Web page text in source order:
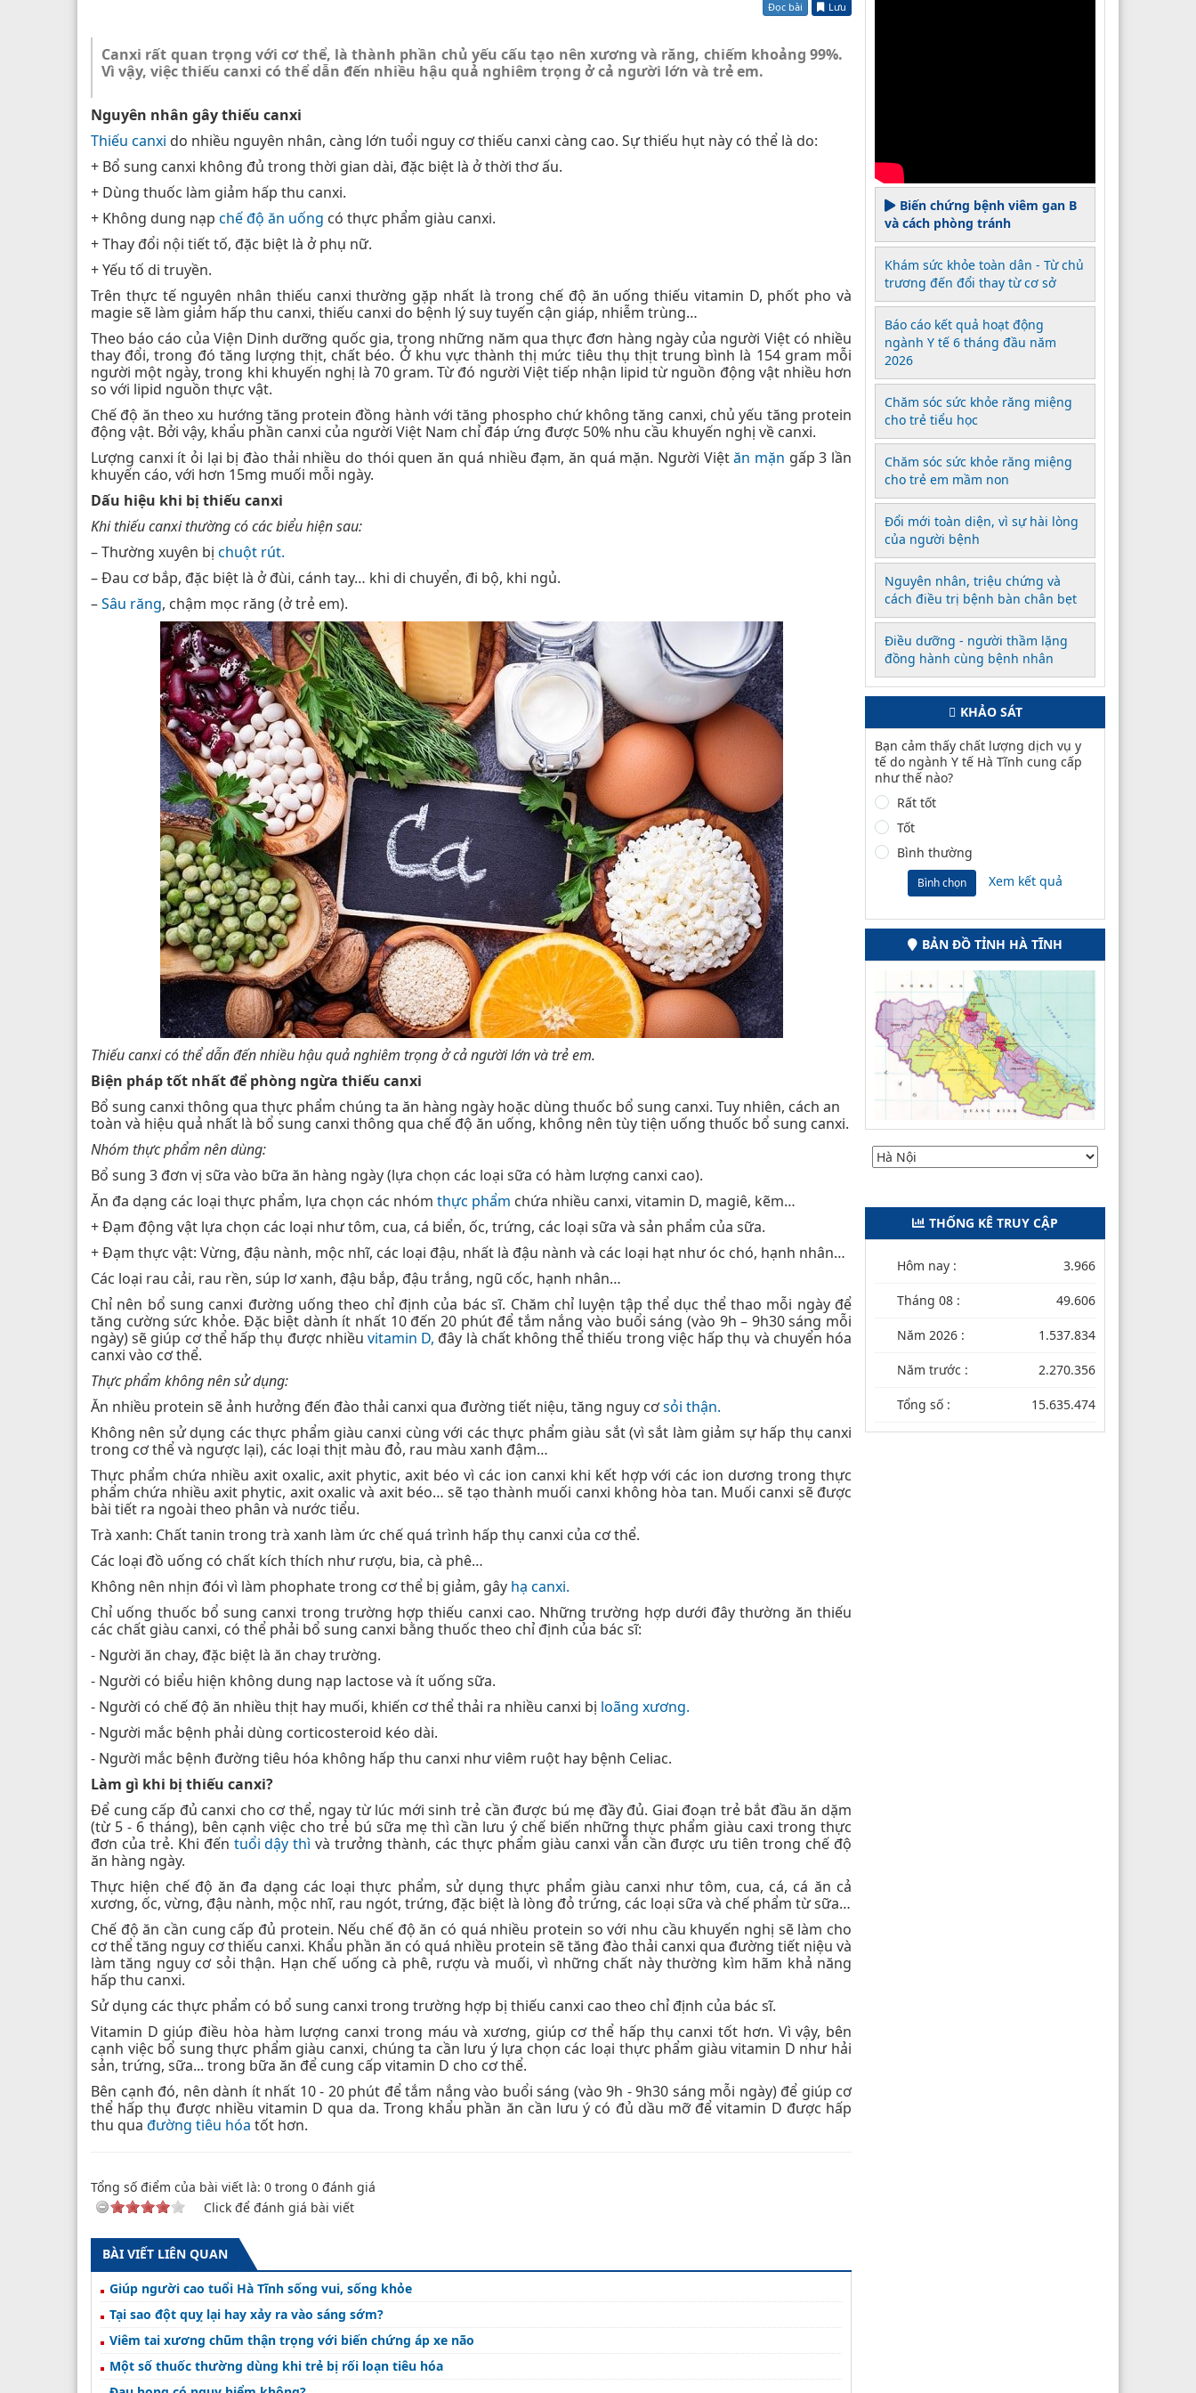
Đọc bài Lưu
Canxi rất quan trọng với cơ thể, là thành phần chủ yếu cấu tạo nên xương và răng, chiếm khoảng 99%.
Vì vậy, việc thiếu canxi có thể dẫn đến nhiều hậu quả nghiêm trọng ở cả người lớn và trẻ em.
Nguyên nhân gây thiếu canxi
Thiếu canxi do nhiều nguyên nhân, càng lớn tuổi nguy cơ thiếu canxi càng cao. Sự thiếu hụt này có thể là do:
+ Bổ sung canxi không đủ trong thời gian dài, đặc biệt là ở thời thơ ấu.
+ Dùng thuốc làm giảm hấp thu canxi.
+ Không dung nạp chế độ ăn uống có thực phẩm giàu canxi.
+ Thay đổi nội tiết tố, đặc biệt là ở phụ nữ.
+ Yếu tố di truyền.
Trên thực tế nguyên nhân thiếu canxi thường gặp nhất là trong chế độ ăn uống thiếu vitamin D, phốt pho và
magie sẽ làm giảm hấp thu canxi, thiếu canxi do bệnh lý suy tuyến cận giáp, nhiễm trùng…
Theo báo cáo của Viện Dinh dưỡng quốc gia, trong những năm qua thực đơn hàng ngày của người Việt có nhiều
thay đổi, trong đó tăng lượng thịt, chất béo. Ở khu vực thành thị mức tiêu thụ thịt trung bình là 154 gram mỗi
người một ngày, trong khi khuyến nghị là 70 gram. Từ đó người Việt tiếp nhận lipid từ nguồn động vật nhiều hơn
so với lipid nguồn thực vật.
Chế độ ăn theo xu hướng tăng protein đồng hành với tăng phospho chứ không tăng canxi, chủ yếu tăng protein
động vật. Bởi vậy, khẩu phần canxi của người Việt Nam chỉ đáp ứng được 50% nhu cầu khuyến nghị về canxi.
Lượng canxi ít ỏi lại bị đào thải nhiều do thói quen ăn quá nhiều đạm, ăn quá mặn. Người Việtăn mặn gấp 3 lần
khuyến cáo, với hơn 15mg muối mỗi ngày.
Dấu hiệu khi bị thiếu canxi
Khi thiếu canxi thường có các biểu hiện sau:
– Thường xuyên bị chuột rút.
– Đau cơ bắp, đặc biệt là ở đùi, cánh tay… khi di chuyển, đi bộ, khi ngủ.
–Sâu răng, chậm mọc răng (ở trẻ em).
Thiếu canxi có thể dẫn đến nhiều hậu quả nghiêm trọng ở cả người lớn và trẻ em.
Biện pháp tốt nhất để phòng ngừa thiếu canxi
Bổ sung canxi thông qua thực phẩm chúng ta ăn hàng ngày hoặc dùng thuốc bổ sung canxi. Tuy nhiên, cách an
toàn và hiệu quả nhất là bổ sung canxi thông qua chế độ ăn uống, không nên tùy tiện uống thuốc bổ sung canxi.
Nhóm thực phẩm nên dùng:
Bổ sung 3 đơn vị sữa vào bữa ăn hàng ngày (lựa chọn các loại sữa có hàm lượng canxi cao).
Ăn đa dạng các loại thực phẩm, lựa chọn các nhóm thực phẩm chứa nhiều canxi, vitamin D, magiê, kẽm…
+ Đạm động vật lựa chọn các loại như tôm, cua, cá biển, ốc, trứng, các loại sữa và sản phẩm của sữa.
+ Đạm thực vật: Vừng, đậu nành, mộc nhĩ, các loại đậu, nhất là đậu nành và các loại hạt như óc chó, hạnh nhân…
Các loại rau cải, rau rền, súp lơ xanh, đậu bắp, đậu trắng, ngũ cốc, hạnh nhân…
Chỉ nên bổ sung canxi đường uống theo chỉ định của bác sĩ. Chăm chỉ luyện tập thể dục thể thao mỗi ngày để
tăng cường sức khỏe. Đặc biệt dành ít nhất 10 đến 20 phút để tắm nắng vào buổi sáng (vào 9h – 9h30 sáng mỗi
ngày) sẽ giúp cơ thể hấp thụ được nhiều vitamin D, đây là chất không thể thiếu trong việc hấp thụ và chuyển hóa
canxi vào cơ thể.
Thực phẩm không nên sử dụng:
Ăn nhiều protein sẽ ảnh hưởng đến đào thải canxi qua đường tiết niệu, tăng nguy cơsỏi thận.
Không nên sử dụng các thực phẩm giàu canxi cùng với các thực phẩm giàu sắt (vì sắt làm giảm sự hấp thụ canxi
trong cơ thể và ngược lại), các loại thịt màu đỏ, rau màu xanh đậm…
Thực phẩm chứa nhiều axit oxalic, axit phytic, axit béo vì các ion canxi khi kết hợp với các ion dương trong thực
phẩm chứa nhiều axit phytic, axit oxalic và axit béo… sẽ tạo thành muối canxi không hòa tan. Muối canxi sẽ được
bài tiết ra ngoài theo phân và nước tiểu.
Trà xanh: Chất tanin trong trà xanh làm ức chế quá trình hấp thụ canxi của cơ thể.
Các loại đồ uống có chất kích thích như rượu, bia, cà phê…
Không nên nhịn đói vì làm phophate trong cơ thể bị giảm, gây hạ canxi.
Chỉ uống thuốc bổ sung canxi trong trường hợp thiếu canxi cao. Những trường hợp dưới đây thường ăn thiếu
các chất giàu canxi, có thể phải bổ sung canxi bằng thuốc theo chỉ định của bác sĩ:
- Người ăn chay, đặc biệt là ăn chay trường.
- Người có biểu hiện không dung nạp lactose và ít uống sữa.
- Người có chế độ ăn nhiều thịt hay muối, khiến cơ thể thải ra nhiều canxi bị loãng xương.
- Người mắc bệnh phải dùng corticosteroid kéo dài.
- Người mắc bệnh đường tiêu hóa không hấp thu canxi như viêm ruột hay bệnh Celiac.
Làm gì khi bị thiếu canxi?
Để cung cấp đủ canxi cho cơ thể, ngay từ lúc mới sinh trẻ cần được bú mẹ đầy đủ. Giai đoạn trẻ bắt đầu ăn dặm
(từ 5 - 6 tháng), bên cạnh việc cho trẻ bú sữa mẹ thì cần lưu ý chế biến những thực phẩm giàu caxi trong thực
đơn của trẻ. Khi đến tuổi dậy thìvà trưởng thành, các thực phẩm giàu canxi vẫn cần được ưu tiên trong chế độ
ăn hàng ngày.
Thực hiện chế độ ăn đa dạng các loại thực phẩm, sử dụng thực phẩm giàu canxi như tôm, cua, cá, cá ăn cả
xương, ốc, vừng, đậu nành, mộc nhĩ, rau ngót, trứng, đặc biệt là lòng đỏ trứng, các loại sữa và chế phẩm từ sữa…
Chế độ ăn cần cung cấp đủ protein. Nếu chế độ ăn có quá nhiều protein so với nhu cầu khuyến nghị sẽ làm cho
cơ thể tăng nguy cơ thiếu canxi. Khẩu phần ăn có quá nhiều protein sẽ tăng đào thải canxi qua đường tiết niệu và
làm tăng nguy cơ sỏi thận. Hạn chế uống cà phê, rượu và muối, vì những chất này thường kìm hãm khả năng
hấp thu canxi.
Sử dụng các thực phẩm có bổ sung canxi trong trường hợp bị thiếu canxi cao theo chỉ định của bác sĩ.
Vitamin D giúp điều hòa hàm lượng canxi trong máu và xương, giúp cơ thể hấp thụ canxi tốt hơn. Vì vậy, bên
cạnh việc bổ sung thực phẩm giàu canxi, chúng ta cần lưu ý lựa chọn các loại thực phẩm giàu vitamin D như hải
sản, trứng, sữa... trong bữa ăn để cung cấp vitamin D cho cơ thể.
Bên cạnh đó, nên dành ít nhất 10 - 20 phút để tắm nắng vào buổi sáng (vào 9h - 9h30 sáng mỗi ngày) để giúp cơ
thể hấp thụ được nhiều vitamin D qua da. Trong khẩu phần ăn cần lưu ý có đủ dầu mỡ để vitamin D được hấp
thu qua đường tiêu hóa tốt hơn.
Tổng số điểm của bài viết là: 0 trong 0 đánh giá
Click để đánh giá bài viết
BÀI VIẾT LIÊN QUAN
Giúp người cao tuổi Hà Tĩnh sống vui, sống khỏe
Tại sao đột quỵ lại hay xảy ra vào sáng sớm?
Viêm tai xương chũm thận trọng với biến chứng áp xe não
Một số thuốc thường dùng khi trẻ bị rối loạn tiêu hóa
Biến chứng bệnh viêm gan B
và cách phòng tránh
Khám sức khỏe toàn dân - Từ chủ
trương đến đổi thay từ cơ sở
Báo cáo kết quả hoạt động
ngành Y tế 6 tháng đầu năm
2026
Chăm sóc sức khỏe răng miệng
cho trẻ tiểu học
Chăm sóc sức khỏe răng miệng
cho trẻ em mầm non
Đổi mới toàn diện, vì sự hài lòng
của người bệnh
Nguyên nhân, triệu chứng và
cách điều trị bệnh bàn chân bẹt
Điều dưỡng - người thầm lặng
đồng hành cùng bệnh nhân
KHẢO SÁT
Bạn cảm thấy chất lượng dịch vụ y
tế do ngành Y tế Hà Tĩnh cung cấp
như thế nào?
Rất tốt
Tốt
Bình thường
Bình chọn Xem kết quả
BẢN ĐỒ TỈNH HÀ TĨNH
THỐNG KÊ TRUY CẬP
Hôm nay : 3.966
Tháng 08 : 49.606
Năm 2026 : 1.537.834
Năm trước : 2.270.356
Tổng số : 15.635.474